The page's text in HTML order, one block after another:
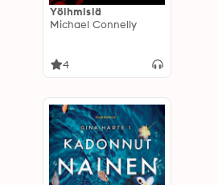
Yöihmisiä
Michael Connelly
4